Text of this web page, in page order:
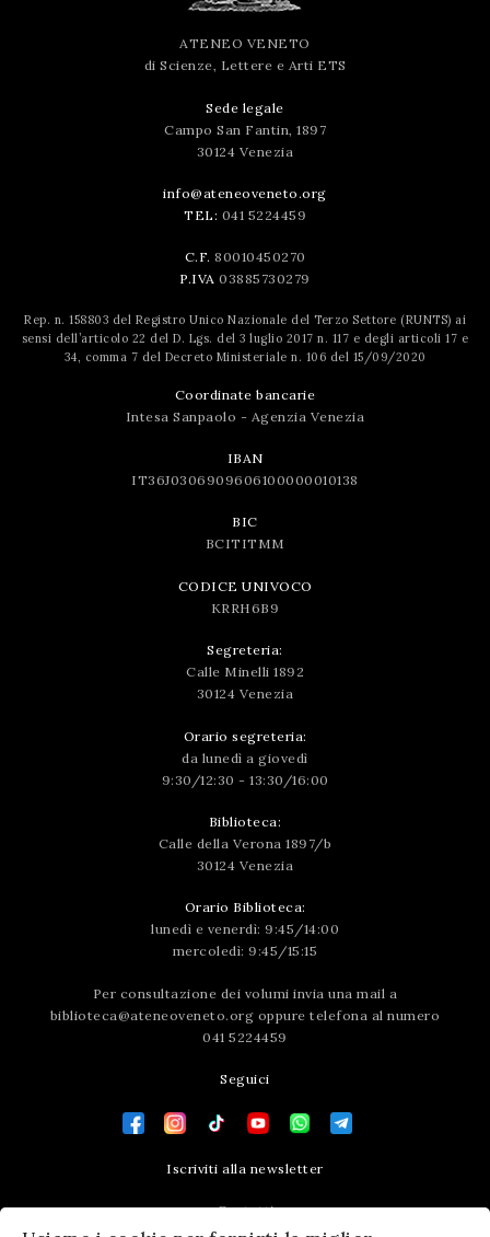
ATENEO VENETO
di Scienze, Lettere e Arti ETS
Sede legale
Campo San Fantin, 1897
30124 Venezia
info@ateneoveneto.org
TEL: 041 5224459
C.F. 80010450270
P.IVA 03885730279
Rep. n. 158803 del Registro Unico Nazionale del Terzo Settore (RUNTS) ai
sensi dell’articolo 22 del D. Lgs. del 3 luglio 2017 n. 117 e degli articoli 17 e
34, comma 7 del Decreto Ministeriale n. 106 del 15/09/2020
Coordinate bancarie
Intesa Sanpaolo - Agenzia Venezia
IBAN
IT36J0306909606100000010138
BIC
BCITITMM
CODICE UNIVOCO
KRRH6B9
Segreteria:
Calle Minelli 1892
30124 Venezia
Orario segreteria:
da lunedì a giovedì
9:30/12:30 - 13:30/16:00
Biblioteca:
Calle della Verona 1897/b
30124 Venezia
Orario Biblioteca:
lunedì e venerdì: 9:45/14:00
mercoledì: 9:45/15:15
Per consultazione dei volumi invia una mail a
biblioteca@ateneoveneto.org oppure telefona al numero
041 5224459
Seguici
Iscriviti alla newsletter
Contatti